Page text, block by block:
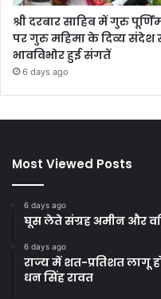
श्री दरबार साहिब में गुरु
पर गुरु महिमा के दिव्य संदेश
भावविभोर हुई संगतें
6 days ago
Most Viewed Posts
6 days ago
घूस लेते संग्रह अमीन और
6 days ago
राज्य में शत-प्रतिशत लागू
धन सिंह रावत